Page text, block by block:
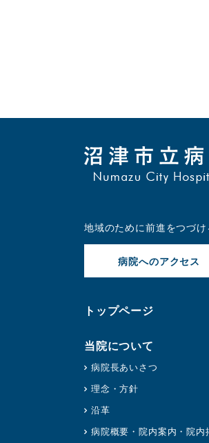
地域のために前進をつづ
病院へのアクセス
トップページ
当院について
病院長あいさつ
理念・方針
沿革
病院概要・院内案内・院内